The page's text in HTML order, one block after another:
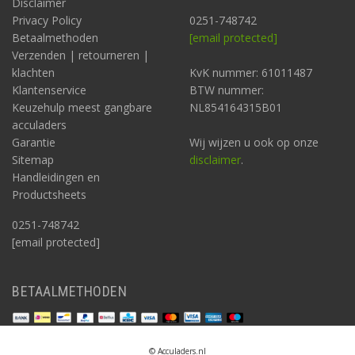
prijzen, naast alle mogelijke uitvoeringen.
Welke types Citroën Jumper zijn geschikt voor ombouw
Er zijn zelfbouwpakketten voor in elk geval:
Citroën Jumper Type L3H2 (vanaf 2006)
camper ombouwpakketten voor de volgende merken en
Privacy Policy
Betaalmethoden
Verzenden | retourneren |
klachten
Klantenservice
Keuzehulp meest gangbare
acculaders
Garantie
Sitemap
Handleidingen en
Productsheets
0251-748742
[email protected]
0251-748742
[email protected]
KvK nummer: 61011487
BTW nummer:
NL854164315B01
Wij wijzen u ook op onze
disclaimer.
BETAALMETHODEN
© Acculaders.nl